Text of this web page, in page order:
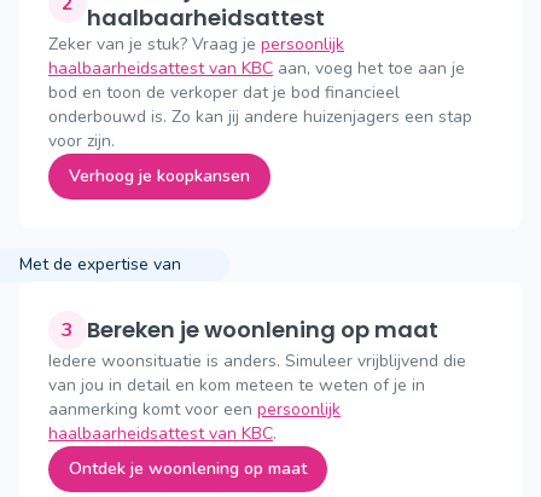
haalbaarheidsattest
Zeker van je stuk? Vraag je persoonlijk
haalbaarheidsattest van KBC aan, voeg het toe aan je
bod en toon de verkoper dat je bod financieel
onderbouwd is. Zo kan jij andere huizenjagers een stap
voor zijn.
Verhoog je koopkansen
Met de expertise van
3 Bereken je woonlening op maat
Iedere woonsituatie is anders. Simuleer vrijblijvend die
van jou in detail en kom meteen te weten of je in
aanmerking komt voor een persoonlijk
haalbaarheidsattest van KBC.
Ontdek je woonlening op maat